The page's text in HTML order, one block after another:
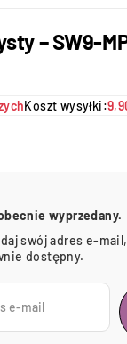
– SW9-
Koszt wysyłki:
wyprzedany.
swój adres e-
dostępny.